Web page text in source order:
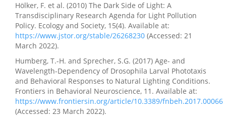
Hölker, F. et al. (2010) The Dark Side of Light: A
Transdisciplinary Research Agenda for Light Pollution
Policy. Ecology and Society, 15(4). Available at:
https://www.jstor.org/stable/26268230 (Accessed: 21
March 2022).
Humberg, T.-H. and Sprecher, S.G. (2017) Age- and
Wavelength-Dependency of Drosophila Larval Phototaxis
and Behavioral Responses to Natural Lighting Conditions.
Frontiers in Behavioral Neuroscience, 11. Available at:
https://www.frontiersin.org/article/10.3389/fnbeh.2017.00066
(Accessed: 23 March 2022).